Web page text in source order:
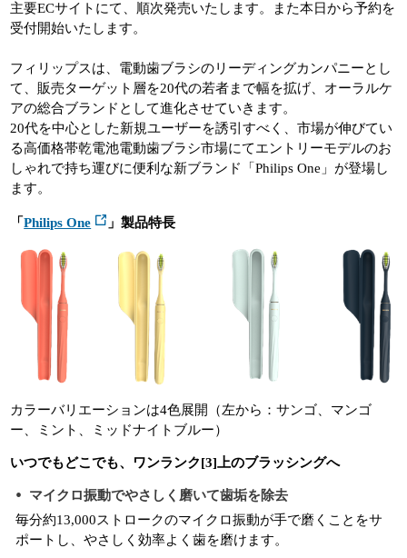
主要ECサイトにて、順次発売いたします。また本日から予約を
受付開始いたします。
フィリップスは、電動歯ブラシのリーディングカンパニーとし
て、販売ターゲット層を20代の若者まで幅を拡げ、オーラルケ
アの総合ブランドとして進化させていきます。
20代を中心とした新規ユーザーを誘引すべく、市場が伸びてい
る高価格帯乾電池電動歯ブラシ市場にてエントリーモデルのお
しゃれで持ち運びに便利な新ブランド「Philips One」が登場し
ます。
「Philips One 」製品特長
カラーバリエーションは4色展開（左から：サンゴ、マンゴ
ー、ミント、ミッドナイトブルー）
いつでもどこでも、ワンランク[3]上のブラッシングへ
マイクロ振動でやさしく磨いて歯垢を除去
毎分約13,000ストロークのマイクロ振動が手で磨くことをサ
ポートし、やさしく効率よく歯を磨けます。